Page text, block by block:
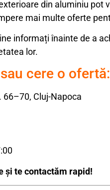
din aluminiu
mai multe oferte
informați înainte de a
lor.
cere o ofertă:
66–70, Cluj-Napoca
și te contactăm rapid!